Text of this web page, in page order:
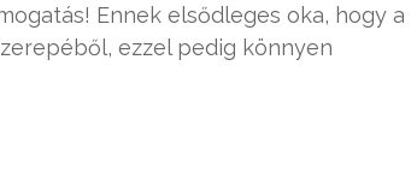
Ennek elsődleges oka, hogy a
ezzel pedig könnyen